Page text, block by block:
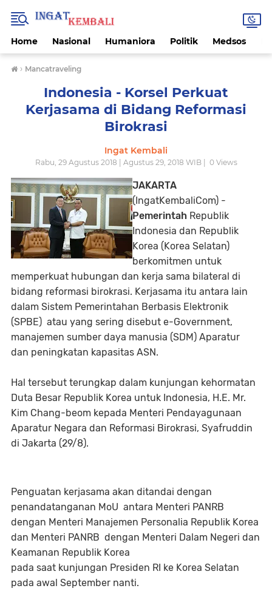
Home Nasional Humaniora Politik Medsos
› Mancatraveling
Indonesia - Korsel Perkuat
Kerjasama di Bidang Reformasi
Birokrasi
Ingat Kembali
Rabu, 29 Agustus 2018 | Agustus 29, 2018 WIB | 0Views
JAKARTA
(IngatKembaliCom) -
Pemerintah Republik
Indonesia dan Republik
Korea (Korea Selatan)
berkomitmen untuk
memperkuat hubungan dan kerja sama bilateral di
bidang reformasi birokrasi. Kerjasama itu antara lain
dalam Sistem Pemerintahan Berbasis Elektronik
(SPBE) atau yang sering disebut e-Government,
manajemen sumber daya manusia (SDM) Aparatur
dan peningkatan kapasitas ASN.
Hal tersebut terungkap dalam kunjungan kehormatan
Duta Besar Republik Korea untuk Indonesia, H.E. Mr.
Kim Chang-beom kepada Menteri Pendayagunaan
Aparatur Negara dan Reformasi Birokrasi, Syafruddin
di Jakarta (29/8).
Penguatan kerjasama akan ditandai dengan
penandatanganan MoU antara Menteri PANRB
dengan Menteri Manajemen Personalia Republik Korea
dan Menteri PANRB dengan Menteri Dalam Negeri dan
Keamanan Republik Korea
pada saat kunjungan Presiden RI ke Korea Selatan
pada awal September nanti.